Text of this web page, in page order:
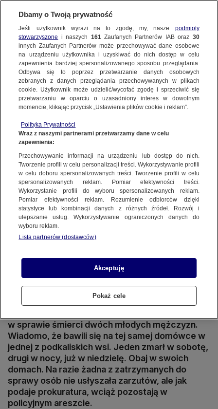
POZNAŃ
Byli na tej samej imprezie, kilka godzin
po niej zmarli. Prokuratura o tajemniczej
śmierci dwóch mężczyzn
2.12.2024, 12:16Aktualizacja:1.12.2024, 13:46
Udostępnij
Kalisz. Tajemnicza śmierć dwóch mężczyzn
Źródło wideo: TVN24Źródło zdj. gł.: Shutterstock
w sprawie śmierci dwóch młodych mężczyzn.
Wiadomo, że bawili się na tej samej domówce w
jednej z podkaliskich wsi. Jeden zmarł w sobotę,
drugi w nocy, już w niedzielę. Obaj w swoich
domach. Na razie żadna z zatrzymanych do
sprawy osób nie usłyszała zarzutów, ale jak
podaje prokuratura, wciąż pozostają w
policyjnym areszcie.
Dbamy o Twoją prywatność
Jeśli użytkownik wyrazi na to zgodę, my, nasze podmioty
stowarzyszone i naszych 161Zaufanych Partnerów IAB oraz 30
innych Zaufanych Partnerów może przechowywać dane osobowe
na urządzeniu użytkownika i uzyskiwać do nich dostęp w celu
zapewnienia bardziej spersonalizowanego sposobu przeglądania.
Odbywa się to poprzez przetwarzanie danych osobowych
zebranych z danych przeglądania przechowywanych w plikach
cookie. Użytkownik może udzielić/wycofać zgodę i sprzeciwić się
przetwarzaniu w oparciu o uzasadniony interes w dowolnym
momencie, klikając przycisk „Ustawienia plików cookie i reklam”.
Polityka Prywatności
Wraz z naszymi partnerami przetwarzamy dane w celu
zapewnienia:
Przechowywanie informacji na urządzeniu lub dostęp do nich.
Tworzenie profili w celu personalizacji treści. Wykorzystywanie profili
w celu doboru spersonalizowanych treści. Tworzenie profili w celu
spersonalizowanych reklam. Pomiar efektywności treści.
Wykorzystanie profili do wyboru spersonalizowanych reklam.
Pomiar efektywności reklam. Rozumienie odbiorców dzięki
statystyce lub kombinacji danych z różnych źródeł. Rozwój i
ulepszanie usług. Wykorzystywanie ograniczonych danych do
wyboru reklam.
Lista partnerów (dostawców)
Akceptuję
Pokaż cele